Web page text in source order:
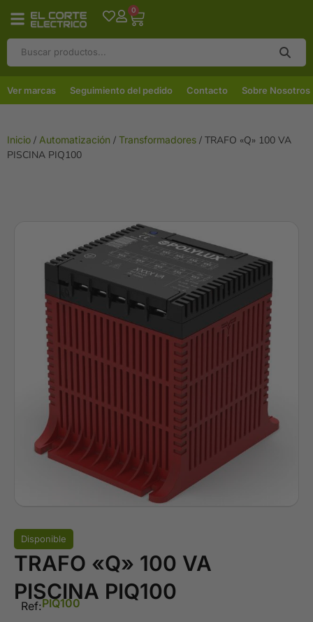
0
Ver marcas Seguimiento del pedido Contacto Sobre Nosotros
Inicio / Automatización / Transformadores / TRAFO «Q» 100 VA
PISCINA PIQ100
Disponible
TRAFO «Q» 100 VA
PISCINA PIQ100
Ref:PIQ100